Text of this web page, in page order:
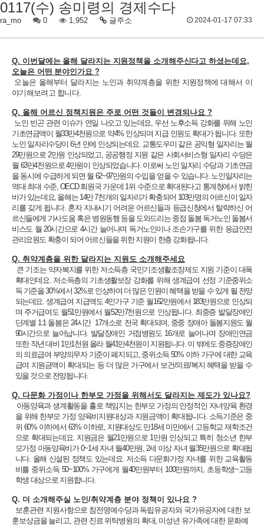
0117(수) 송미령의 경제수다
ra_mo 0 1,952 글주소 2024-01-17 07:33
Q. 이번달에는 올해 달라지는 지원정책을 소개해주신다고 하셨는데요,
오늘은 어떤 분야인가요 ?
오늘은 올해부터 달라지는 노인과 취약계층을 위한 지원정책에 대해서 이
야기해보려고 합니다.
Q. 올해 어르신 정책지원은 주로 어떤 것들이 변경되나요 ?
노인 빈곤 관련 이슈가 연일 나오고 있는데요, 우선 노후소득 강화를 위해 노인
기초연금액이 월33만4천원으로 약4% 인상되며 지급 인원도 확대가 됩니다. 또한
노인 일자리수당이 6년 만에 인상되는데요. 교통도우미 같은 공익형 일자리는 월
29만원으로 2만원 인상되었고, 공공행정 지원 같은 사회서비스형 일자리 수당은
월 63만4천원으로 4만원이 인상되었습니다. 이로써 노인 일자리 수당과 기초연금
을 동시에 수급하게 되면 월 62~97만원의 수입을 얻을 수 있습니다. 노인일자리는
역대 최대 수준, OECD 회원국 가운데 1위 수준으로 확대된다고 통계청에서 밝힌
바가 있는데요, 올해는 14만 7천개의 일자리가 확충되어 103만명의 어르신이 일자
리를 갖게 됩니다. 혼자 지내시기 어려운 어르신들과 등급신청에서 탈락하신 어
르신들에게 가사도움 혹은 병원동행 등을 도와드리는 중점 돌봄 독거노인 돌봄서
비스도 월 20시간으로 4시간 늘어나며 독거노인이나 조손가구를 위한 응급안전
관리요원도 확충이 되어 어르신들을 위한 지원이 한층 강화됩니다.
Q. 취약계층을 위한 달라지는 지원도 소개해주세요
큰 기조는 약자복지를 위한 저소득층 국민기조생활조장제도 지원 기준이 대폭
확대인데요. 저소득층의 기초생활보장 강화를 위해 생계급여 선정 기준중위소
득 기준을 30%에서 32%로 인상하여 더 많은 인원이 혜택을 받을 수 있게 될 전망
되는데요. 생계급여 지급액도 4인가구 기준 월162만원에서 183만원으로 인상되
며 주거급여도 월51만원에서 월52만7천원으로 인상됩니다. 최중증 발달장애인
단계별 1:1 돌봄은 24시간 17개소로 전국 확대되며, 중중 장애아 돌봄지원도 월
90시간으로 늘어납니다. 발달장애인 거점병원도 16개로 늘어나며 장애인연금
또한 작년 대비 1만1천원 올라 월41만4천원이 지원됩니다. 이 밖에도 중증장애인
의 의료급여 부양의무자 기준이 폐지되고, 중위소득 50% 이하 가구에 대한 교육
급여 지원금액이 확대되는 등 더 많은 가구에서 보건/의료/복지 혜택을 받을 수
있을 것으로 전망됩니다.
Q. 다문화 가정이나 한부모 가정을 위해서도 달라지는 제도가 있나요?
아동양육과 생계활동을 홀로 책임지는 한부모 가정의 안정적인 자녀양육 환경
을 위해 한부모 가정 양육비지원대상과 지원금액이 확대됩니다. 소득기준은 중
위 60% 이하에서 63% 이하로, 지원대상도 만18세 미만에서 고등학교 재학조건
으로 확대되는데요. 지원금은 월21만원으로 1만원 인상되고 특히 청소년 한부
모가정 아동양육비가 0~1세 자녀 월40만원, 2세 이상 자녀 월35만원으로 확대됩
니다. 올해 신설된 정책도 있는데요. 저소득 다문화가정 자녀를 위한 교육활동
비를 중위소득 50~100% 가구에게 월40만원부터 100만원까지, 초등학생~고등
학생 대상으로 지원합니다.
Q. 더 소개해주실 노인/취약계층 분야 정책이 있나요 ?
보훈관련 지원사항으로 참전명예수당과 독립유공자와 국가유공자에 대한 보
훈보상금을 늘리고, 관련 진료 위탁병원의 확대, 미성년 유가족에 대한 문화예